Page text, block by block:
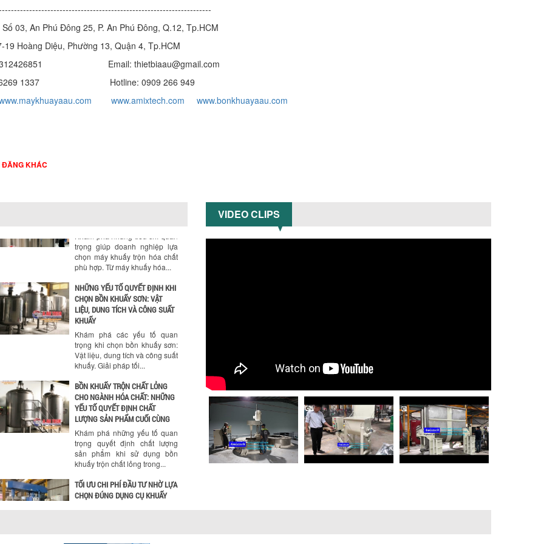
Số 03, An Phú Đông 25, P. An Phú Đông, Q.12, Tp.HCM
19 Hoàng Diệu, Phường 13, Quận 4, Tp.HCM
0312426851 Email: thietbiaau@gmail.com
6269 1337 Hotline: 0909 266 949
www.amixtech.com www.bonkhuayaau.com
KHÁC
KHUẤY SƠN CÔNG NGHIỆP GIẢM
Ưu đãi đặc biệt: Giá máy khuấy
sơn công nghiệp giảm sốc lên
đến 20%. Tiết kiệm chi phí,
nhận ngay máy khuấy...
TỐI ƯU CHI PHÍ SẢN XUẤT VỚI
trọng giúp doanh nghiệp lựa
chọn máy khuấy trộn hóa chất
phù hợp. Từ máy khuấy hóa...
NHỮNG YẾU TỐ QUYẾT ĐỊNH KHI
CHỌN BỒN KHUẤY SƠN: VẬT
LIỆU, DUNG TÍCH VÀ CÔNG SUẤT
KHUẤY
Khám phá các yếu tố quan
trọng khi chọn bồn khuấy sơn:
Vật liệu, dung tích và công suất
khuấy. Giải pháp tối...
BỒN KHUẤY TRỘN CHẤT LỎNG
CHO NGÀNH HÓA CHẤT: NHỮNG
YẾU TỐ QUYẾT ĐỊNH CHẤT
LƯỢNG SẢN PHẨM CUỐI CÙNG
Khám phá những yếu tố quan
trọng quyết định chất lượng
sản phẩm khi sử dụng bồn
khuấy trộn chất lỏng trong...
TỐI ƯU CHI PHÍ ĐẦU TƯ NHỜ LỰA
CHỌN ĐÚNG DỤNG CỤ KHUẤY
giúp tối ưu chi phí, nâng cao
VIDEO CLIPS